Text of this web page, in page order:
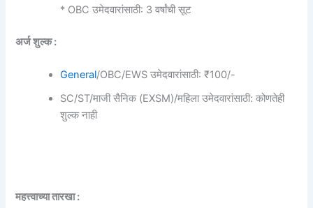
* OBC उमेदवारांसाठी: 3 वर्षांची सूट
अर्ज शुल्क :
General/OBC/EWS उमेदवारांसाठी: ₹100/-
SC/ST/माजी सैनिक (EXSM)/महिला उमेदवारांसाठी: कोणतेही
शुल्क नाही
महत्त्वाच्या तारखा :